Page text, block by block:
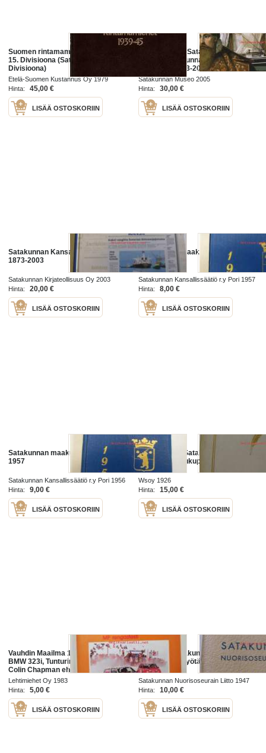
Suomen rintamamiehet 1939-45
15. Divisioona (Satakuntalainen
Divisioona)
Etelä-Suomen Kustannus Oy 1979
Hinta:
45,00 €
LISÄÄ OSTOSKORIIN
Vesien sylistä Satakunnaksi.
SARKA.Satakunnan Museon
vuosikirja 2003-2005
Satakunnan Museo 2005
Hinta:
30,00 €
LISÄÄ OSTOSKORIIN
Satakunnan Kansa ja sen edeltäjät
1873-2003
Satakunnan Kirjateollisuus Oy 2003
Hinta:
20,00 €
LISÄÄ OSTOSKORIIN
Satakunnan maakuntakalenteri
1958
Satakunnan Kansallissäätiö r.y Pori 1957
Hinta:
8,00 €
LISÄÄ OSTOSKORIIN
Satakunnan maakuntakalenteri
1957
Satakunnan Kansallissäätiö r.y Pori 1956
Hinta:
9,00 €
LISÄÄ OSTOSKORIIN
Torstai-iltoja. Satakuntalaisten
ylioppilaiden lukupiiri 1907-1926
Wsoy 1926
Hinta:
15,00 €
LISÄÄ OSTOSKORIIN
Vauhdin Maailma 1983 nr 3 -mm.
BMW 323i, Tunturiralli, A-S palsta,
Colin Chapman ehkä suurin
kaikista, Mini tonni, Chervolet
Corvette nyt on piru irti, Satakunta
Lehtimiehet Oy 1983
Hinta:
5,00 €
LISÄÄ OSTOSKORIIN
65-vuotta Satakunnan
nuorisoseuratyötä 1882-1947
Satakunnan Nuorisoseurain Liitto 1947
Hinta:
10,00 €
LISÄÄ OSTOSKORIIN